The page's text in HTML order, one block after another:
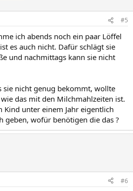
#5
ich abends noch ein paar Löffel
es auch nicht. Dafür schlägt sie
und nachmittags kann sie nicht
sie nicht genug bekommt, wollte
das mit den Milchmahlzeiten ist.
unter einem Jahr eigentlich
geben, wofür benötigen die das ?
#6